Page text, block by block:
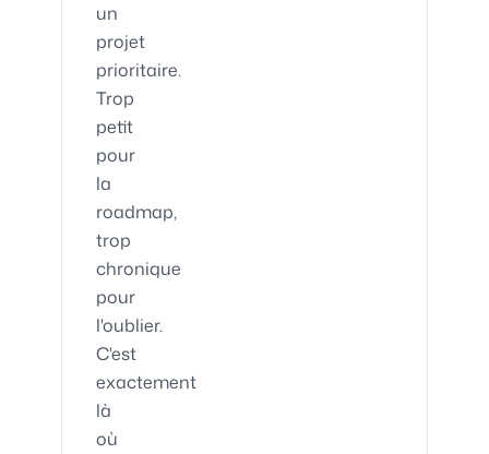
un
projet
prioritaire.
Trop
petit
pour
la
roadmap,
trop
chronique
pour
l'oublier.
C'est
exactement
là
où